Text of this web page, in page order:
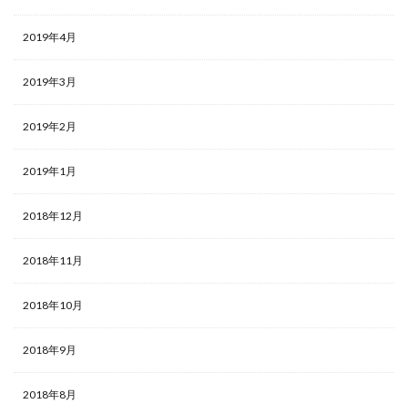
2019年4月
2019年3月
2019年2月
2019年1月
2018年12月
2018年11月
2018年10月
2018年9月
2018年8月